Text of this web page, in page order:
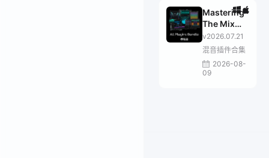
Mastering
The Mix
Bundle
v2026.07.21
混音插件合集
2026-08-
09